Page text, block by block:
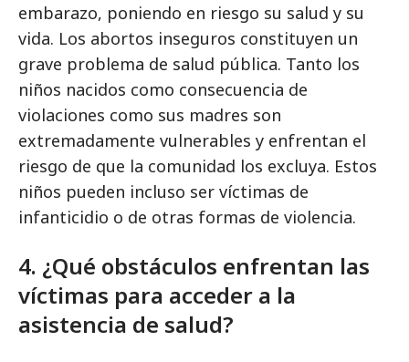
embarazo, poniendo en riesgo su salud y su
vida. Los abortos inseguros constituyen un
grave problema de salud pública. Tanto los
niños nacidos como consecuencia de
violaciones como sus madres son
extremadamente vulnerables y enfrentan el
riesgo de que la comunidad los excluya. Estos
niños pueden incluso ser víctimas de
infanticidio o de otras formas de violencia.
4. ¿Qué obstáculos enfrentan las
víctimas para acceder a la
asistencia de salud?